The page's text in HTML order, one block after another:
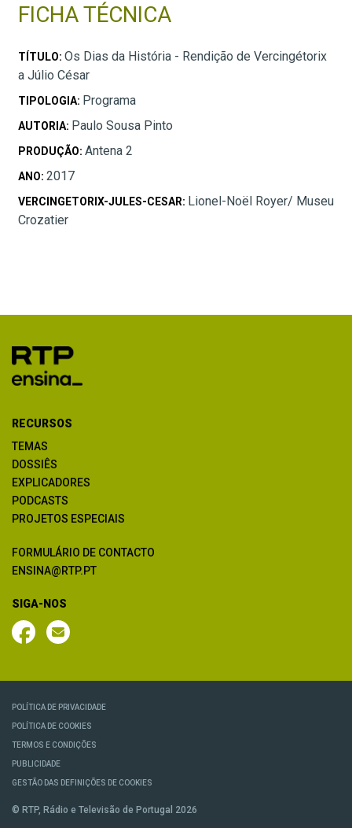
FICHA TÉCNICA
TÍTULO: Os Dias da História - Rendição de Vercingétorix
a Júlio César
TIPOLOGIA: Programa
AUTORIA: Paulo Sousa Pinto
PRODUÇÃO: Antena 2
ANO: 2017
VERCINGETORIX-JULES-CESAR: Lionel-Noël Royer/ Museu
Crozatier
RECURSOS
TEMAS
DOSSIÊS
EXPLICADORES
PODCASTS
PROJETOS ESPECIAIS
FORMULÁRIO DE CONTACTO
ENSINA@RTP.PT
SIGA-NOS
POLÍTICA DE PRIVACIDADE
POLÍTICA DE COOKIES
TERMOS E CONDIÇÕES
PUBLICIDADE
GESTÃO DAS DEFINIÇÕES DE COOKIES
© RTP, Rádio e Televisão de Portugal 2026